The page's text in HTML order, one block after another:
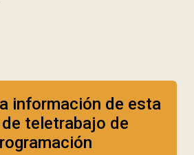
información de esta
teletrabajo de